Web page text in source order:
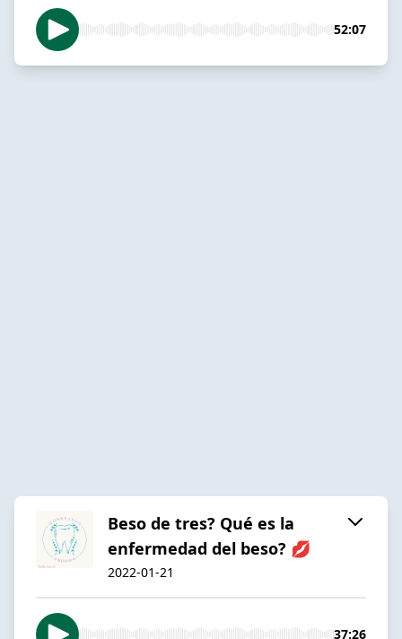
52:07
Beso de tres? Qué es la
enfermedad del beso? 💋
2022-01-21
37:26